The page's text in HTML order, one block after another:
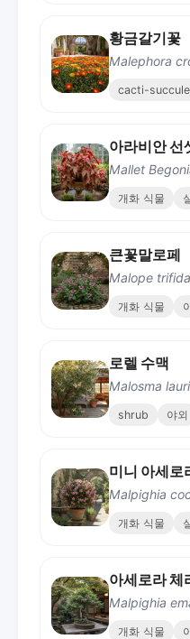
황금갈기꽃
Malephora
cacti-
아라비안 선
Mallet
개화 식물
큰꽃말로페
Malope trifida
개화 식물
로렐 수맥
Malosma
shrub 야외
미니 아세로
Malpighia
개화 식물
아세로라 체
Malpighia
개화 식물